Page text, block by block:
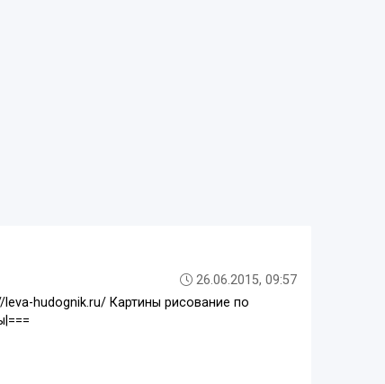
26.06.2015, 09:57
hudognik.ru/ Картины рисование по